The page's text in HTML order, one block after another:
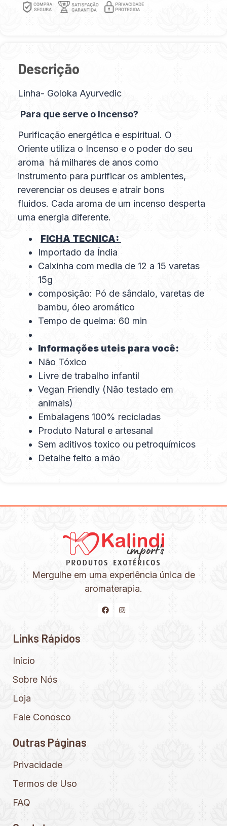
Descrição
Linha- Goloka Ayurvedic
Para que serve o Incenso?
Purificação energética e espiritual. O
Oriente utiliza o Incenso e o poder do seu
aroma há milhares de anos como
instrumento para purificar os ambientes,
reverenciar os deuses e atrair bons
fluidos. Cada aroma de um incenso desperta
uma energia diferente.
FICHA TECNICA:
Importado da Índia
Caixinha com media de 12 a 15 varetas
15g
composição: Pó de sândalo, varetas de
bambu, óleo aromático
Tempo de queima: 60 min
Informações uteis para você:
Não Tóxico
Livre de trabalho infantil
Vegan Friendly (Não testado em
animais)
Embalagens 100% recicladas
Produto Natural e artesanal
Sem aditivos toxico ou petroquímicos
Detalhe feito a mão
Mergulhe em uma experiência única de
aromaterapia.
Links Rápidos
Início
Sobre Nós
Loja
Fale Conosco
Outras Páginas
Privacidade
Termos de Uso
FAQ